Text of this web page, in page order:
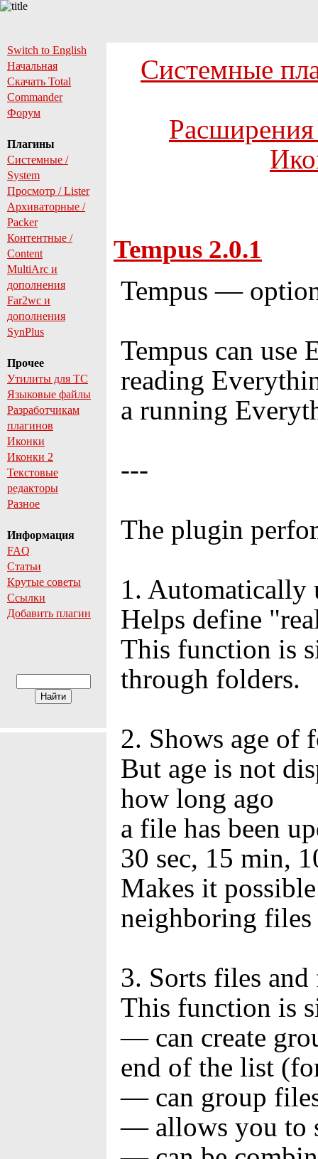
Switch to English
Начальная
Скачать Total
Commander
Форум
Плагины
Системные /
System
Просмотр / Lister
Архиваторные /
Packer
Контентные /
Content
MultiArc и
дополнения
Far2wc и
дополнения
SynPlus
Прочее
Утилиты для TC
Языковые файлы
Разработчикам
плагинов
Иконки
Иконки 2
Текстовые
редакторы
Разное
Информация
FAQ
Статьи
Крутые советы
Ссылки
Добавить плагин
Системные
Tempus 2.0.1
Tempus —
Tempus can
reading
a running
---
The plugin
1. Automatically
Helps define
This function is
through folders.
2. Shows age of
But age is not
how long ago
a file has been
30 sec, 15 min,
Makes it
neighboring files
3. Sorts files
This function is
­— can create
end of the list
­— can group
­— allows you to